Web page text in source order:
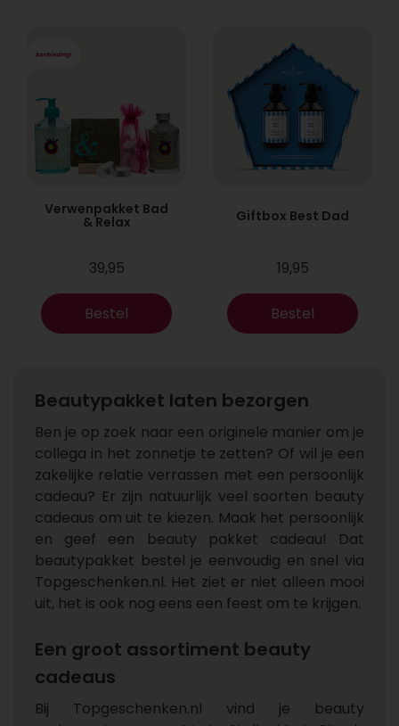
Verwenpakket Bad
& Relax
39,95
Bestel
Giftbox Best Dad
19,95
Bestel
Beautypakket laten bezorgen
Ben je op zoek naar een originele manier om je
collega in het zonnetje te zetten? Of wil je een
zakelijke relatie verrassen met een persoonlijk
cadeau? Er zijn natuurlijk veel soorten beauty
cadeaus om uit te kiezen. Maak het persoonlijk
en geef een beauty pakket cadeau! Dat
beautypakket bestel je eenvoudig en snel via
Topgeschenken.nl. Het ziet er niet alleen mooi
uit, het is ook nog eens een feest om te krijgen.
Een groot assortiment beauty
cadeaus
Bij Topgeschenken.nl vind je beauty